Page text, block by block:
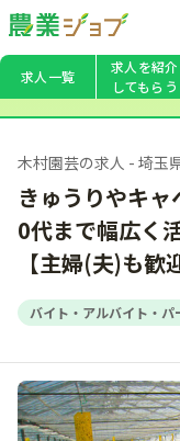
求人一覧
求人を紹介
してもらう
木村園芸の求人 - 埼玉
きゅうりやキ
0代まで幅広く
【主婦(夫)も歓
バイト・アルバイト・パ